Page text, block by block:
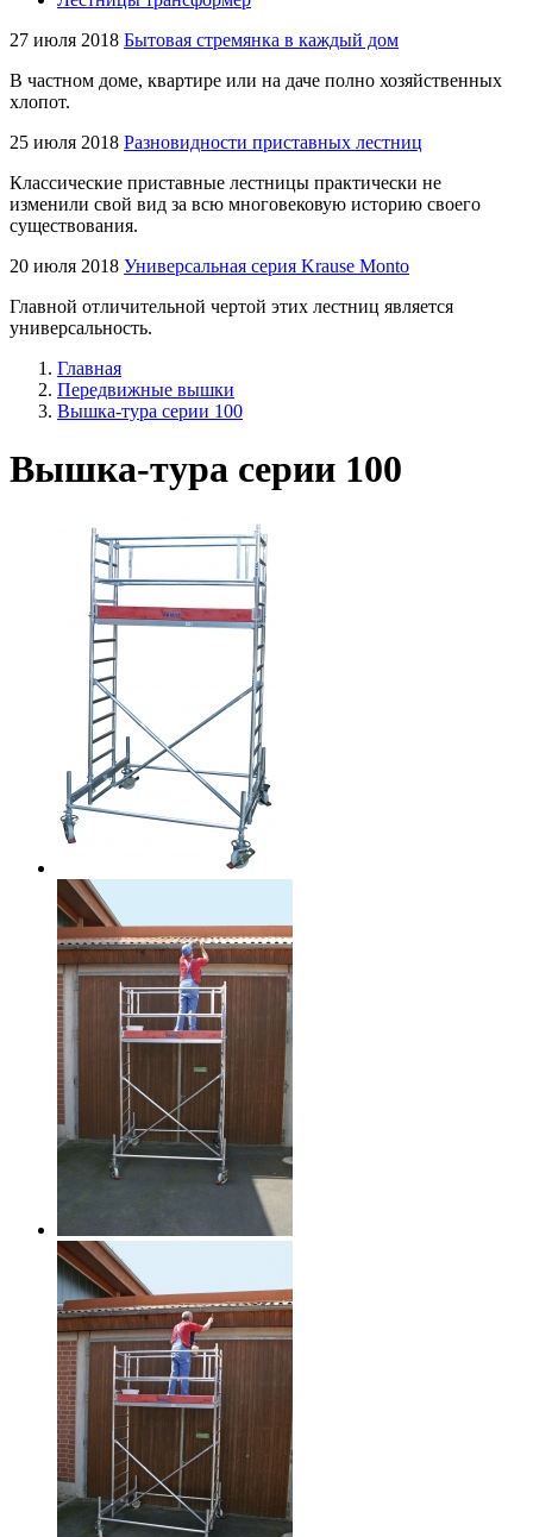
27 июля 2018 Бытовая стремянка в каждый дом
В частном доме, квартире или на даче полно хозяйственных
хлопот.
25 июля 2018 Разновидности приставных лестниц
Классические приставные лестницы практически не
изменили свой вид за всю многовековую историю своего
существования.
20 июля 2018 Универсальная серия Krause Monto
Главной отличительной чертой этих лестниц является
универсальность.
Главная
Передвижные вышки
Вышка-тура серии 100
Вышка-тура серии 100